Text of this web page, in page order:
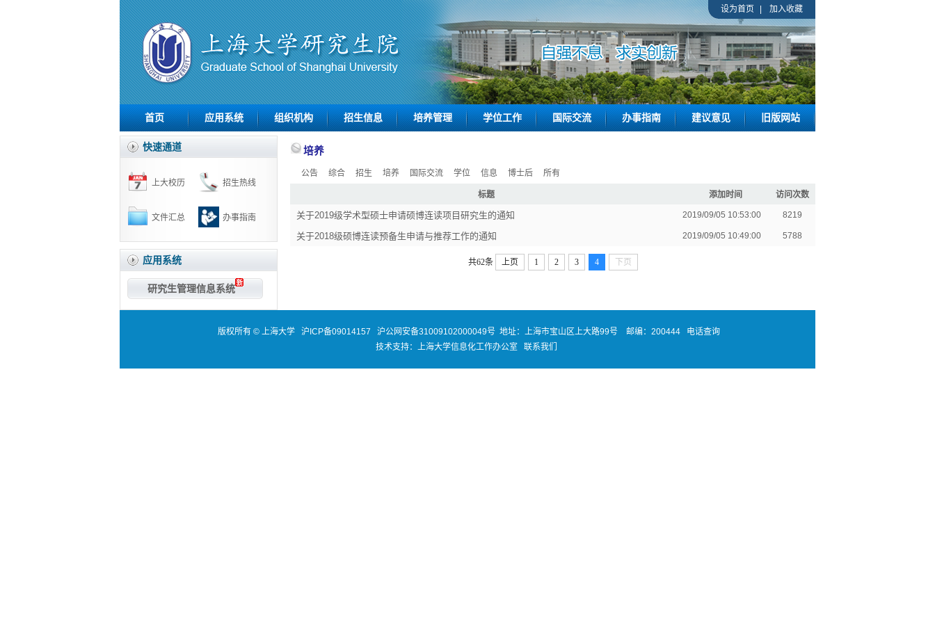
设为首页 加入收藏
首页 应用系统 组织机构 招生信息 培养管理 学位工作 国际交流 办事指南 建议意见 旧版网站
快速通道
上大校历 招生热线
文件汇总 办事指南
应用系统
研究生管理信息系统
培养
公告 综合 招生 培养 国际交流 学位 信息 博士后 所有
标题 添加时间 访问次数
关于2019级学术型硕士申请硕博连读项目研究生的通知 2019/09/05 10:53:00 8219
关于2018级硕博连读预备生申请与推荐工作的通知 2019/09/05 10:49:00 5788
共62条 上页 1 2 3 4 下页
版权所有 ©上海大学 沪ICP备09014157 沪公网安备31009102000049号地址：上海市宝山区上大路99号 邮编：200444
电话查询
技术支持： 上海大学信息化工作办公室 联系我们